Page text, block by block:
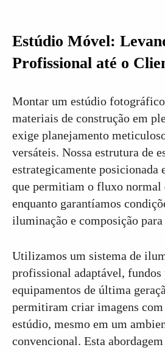
Estúdio Móvel:
Profissional até o
Montar um estúdio
materiais de construção em
exige planejamento
versáteis. Nossa estrutura de
estrategicamente posicionada
que permitiam o fluxo normal
enquanto garantíamos
iluminação e composição
Utilizamos um sistema de
profissional adaptável, fundos
equipamentos de última
permitiram criar imagens com
estúdio, mesmo em um
convencional. Esta